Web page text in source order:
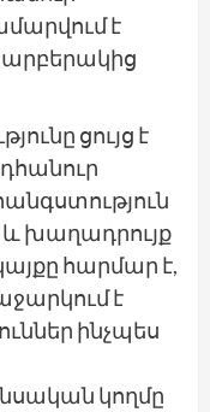
է
ցույց է
և խաղադրույք
հարմար է,
է
ինչպես
կողմը